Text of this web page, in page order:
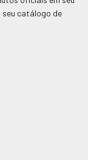
seu catálogo de